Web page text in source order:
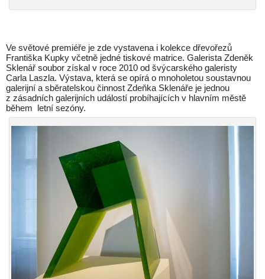
Ve světové premiéře je zde vystavena i kolekce dřevořezů
Františka Kupky včetně jedné tiskové matrice. Galerista Zdeněk
Sklenář soubor získal v roce 2010 od švýcarského galeristy
Carla Laszla. Výstava, která se opírá o mnoholetou soustavnou
galerijní a sběratelskou činnost Zdeňka Sklenáře je jednou
z zásadních galerijních událostí probíhajících v hlavním městě
během letní sezóny.